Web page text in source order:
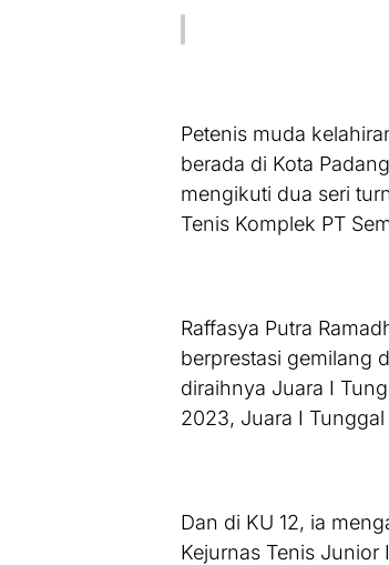
Petenis muda
berada di Kota
mengikuti dua seri
Tenis Komplek PT
Raffasya Putra
berprestasi gemilang
diraihnya Juara I
2023, Juara I Tunggal
Dan di KU 12, ia
Kejurnas Tenis Junior